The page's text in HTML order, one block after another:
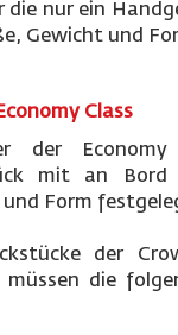
die nur ein
Gewicht und
Class
der
mit an
und Form
der
müssen die